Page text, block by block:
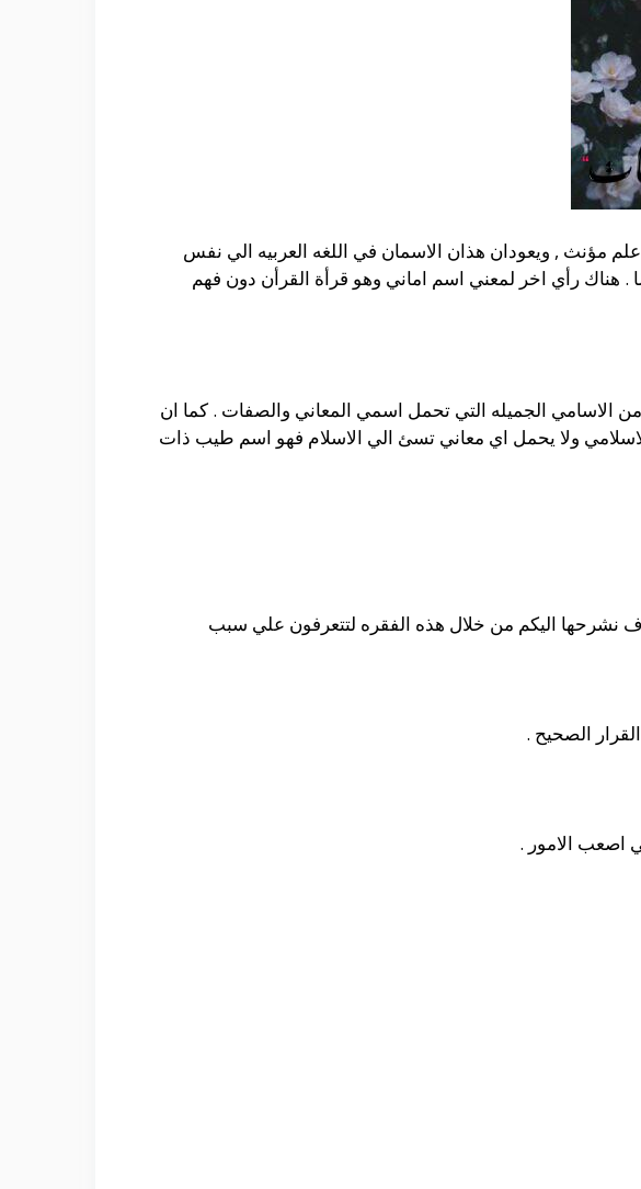
مؤنث , ويعودان هذان الاسمان في اللغه العربيه الي نفس
هناك رأي اخر لمعني اسم اماني وهو قرأة القرأن دون فهم
الاسامي الجميله التي تحمل اسمي المعاني والصفات . كما ان
الاسلامي ولا يحمل اي معاني تسئ الي الاسلام فهو اسم طيب ذات
نشرحها اليكم من خلال هذه الفقره لتتعرفون علي سبب
الصحيح .
اصعب الامور .